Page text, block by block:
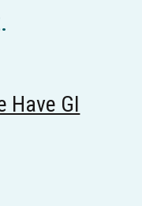
Have GI